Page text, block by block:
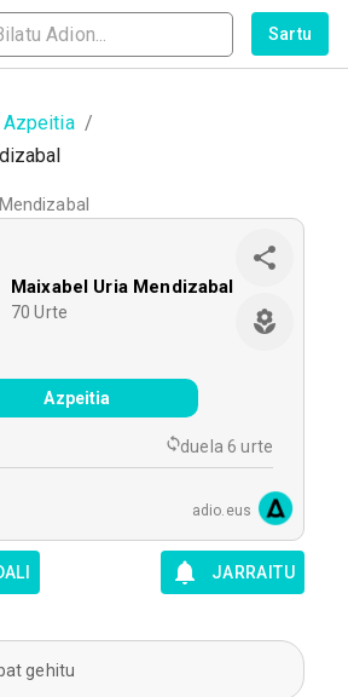
Sartu
Azpeitia /
Maixabel Uria Mendizabal
70 Urte
Azpeitia
duela 6 urte
adio.eus
JARRAITU
gehitu